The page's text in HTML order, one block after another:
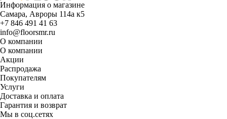
Информация о магазине
Самара, Авроры 114а к5
+7 846 491 41 63
info@floorsmr.ru
О компании
О компании
Акции
Распродажа
Покупателям
Услуги
Доставка и оплата
Гарантия и возврат
Мы в соц.сетях